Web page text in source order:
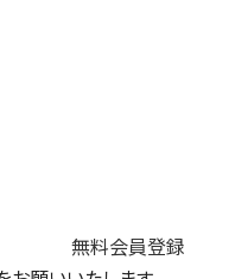
無料会員登録